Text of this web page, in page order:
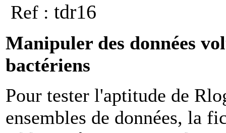
Ref : tdr16
Manipuler des données
bactériens
Pour tester l'aptitude de
ensembles de données, la